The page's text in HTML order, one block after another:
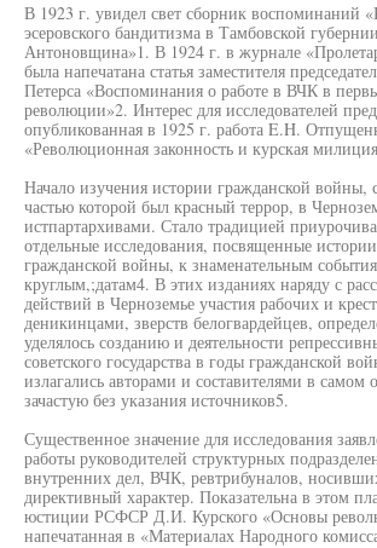
В 1923 г. увидел свет сборник воспоминаний
эсеровского бандитизма в Тамбовской
Антоновщина»1. В 1924 г. в журнале
была напечатана статья заместителя
Петерса «Воспоминания о работе в ВЧК в
революции»2. Интерес для исследователей
опубликованная в 1925 г. работа E.H.
«Революционная законность и курская
Начало изучения истории гражданской войны,
частью которой был красный террор, в
истпартархивами. Стало традицией
отдельные исследования, посвященные
гражданской войны, к знаменательным
круглым,;датам4. В этих изданиях наряду с
действий в Черноземье участия рабочих и
деникинцами, зверств белогвардейцев,
уделялось созданию и деятельности
советского государства в годы гражданской
излагались авторами и составителями в самом
зачастую без указания источников5.
Существенное значение для исследования
работы руководителей структурных
внутренних дел, ВЧК, ревтрибуналов,
директивный характер. Показательна в этом
юстиции РСФСР Д.И. Курского «Основы
напечатанная в «Материалах Народного